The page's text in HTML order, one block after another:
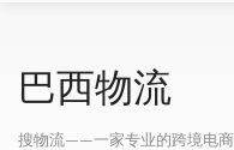
巴西物流
搜物流——一家专业的跨境电商